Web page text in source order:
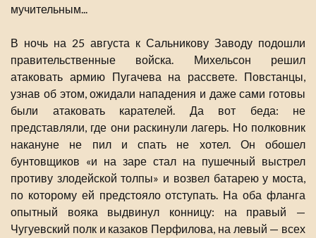
мучительным...
В ночь на 25 августа к Сальникову Заводу подошли
правительственные войска. Михельсон решил
атаковать армию Пугачева на рассвете. Повстанцы,
узнав об этом, ожидали нападения и даже сами готовы
были атаковать карателей. Да вот беда: не
представляли, где они раскинули лагерь. Но полковник
накануне не пил и спать не хотел. Он обошел
бунтовщиков «и на заре стал на пушечный выстрел
противу злодейской толпы» и возвел батарею у моста,
по которому ей предстояло отступать. На оба фланга
опытный вояка выдвинул конницу: на правый —
Чугуевский полк и казаков Перфилова, на левый — всех